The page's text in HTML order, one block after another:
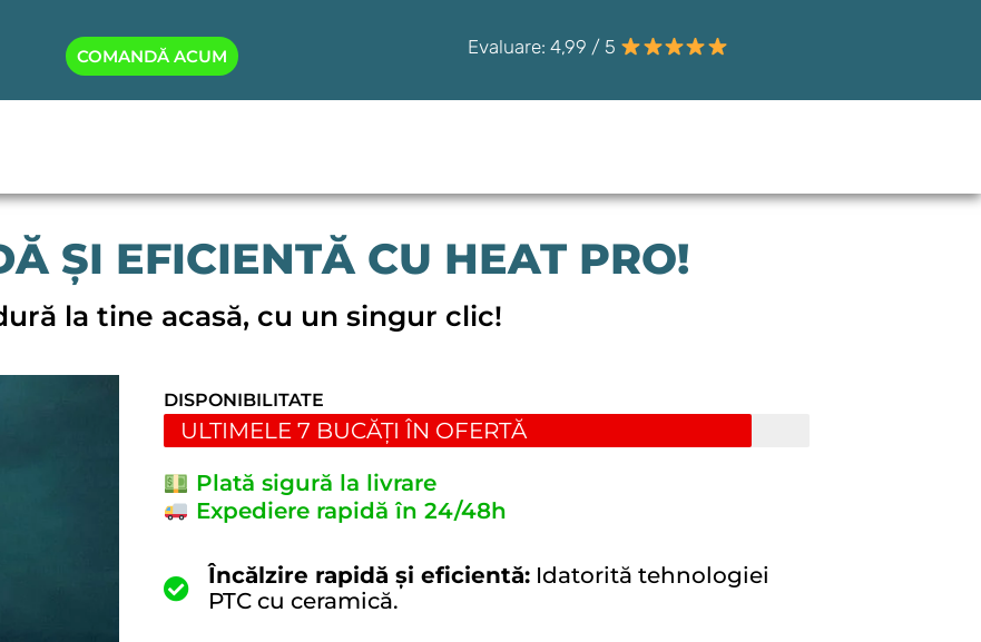
COMANDĂ ACUM Evaluare: 4,99 / 5
ȘI EFICIENTĂ CU HEAT PRO!
la tine acasă, cu un singur clic!
DISPONIBILITATE
ULTIMELE 7 BUCĂȚI ÎN OFERTĂ
Plată sigură la livrare
Expediere rapidă în 24/48h
Încălzire rapidă și eficientă:Idatorită tehnologiei
PTC cu ceramică.